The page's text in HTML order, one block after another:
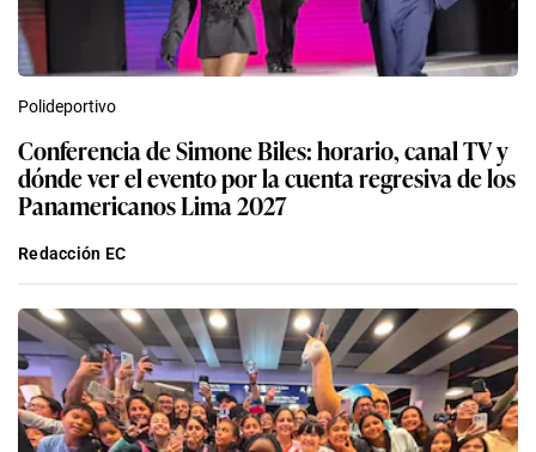
Polideportivo
Conferencia de Simone Biles: horario, canal TV y
dónde ver el evento por la cuenta regresiva de los
Panamericanos Lima 2027
Redacción EC